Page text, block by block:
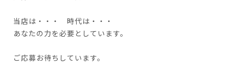
当店は・・・ 時代は・・・
あなたの力を必要としています。
ご応募お待ちしています。